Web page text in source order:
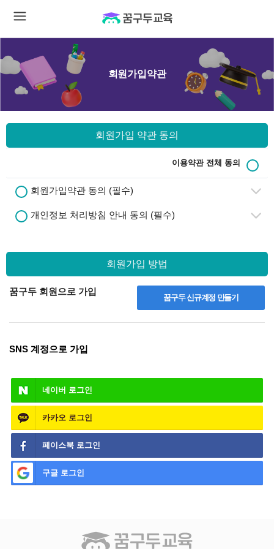
회원가입약관
회원가입 약관 동의
이용약관 전체 동의
회원가입약관 동의 (필수)
개인정보 처리방침 안내 동의 (필수)
회원가입 방법
꿈구두 회원으로 가입
꿈구두 신규계정 만들기
SNS 계정으로 가입
네이버 로그인
카카오 로그인
페이스북 로그인
구글 로그인